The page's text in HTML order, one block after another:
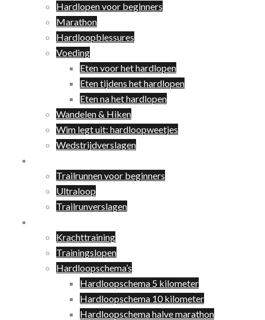
Hardlopen voor beginners
Marathon
Hardloopblessures
Voeding
Eten voor het hardlopen
Eten tijdens het hardlopen
Eten na het hardlopen
Wandelen & Hiken
Wim legt uit: hardloopweetjes
Wedstrijdverslagen
Trailrunnen voor beginners
Ultraloop
Trailrunverslagen
Krachttraining
Trainingslopen
Hardloopschema’s
Hardloopschema 5 kilometer
Hardloopschema 10 kilometer
Hardloopschema halve marathon